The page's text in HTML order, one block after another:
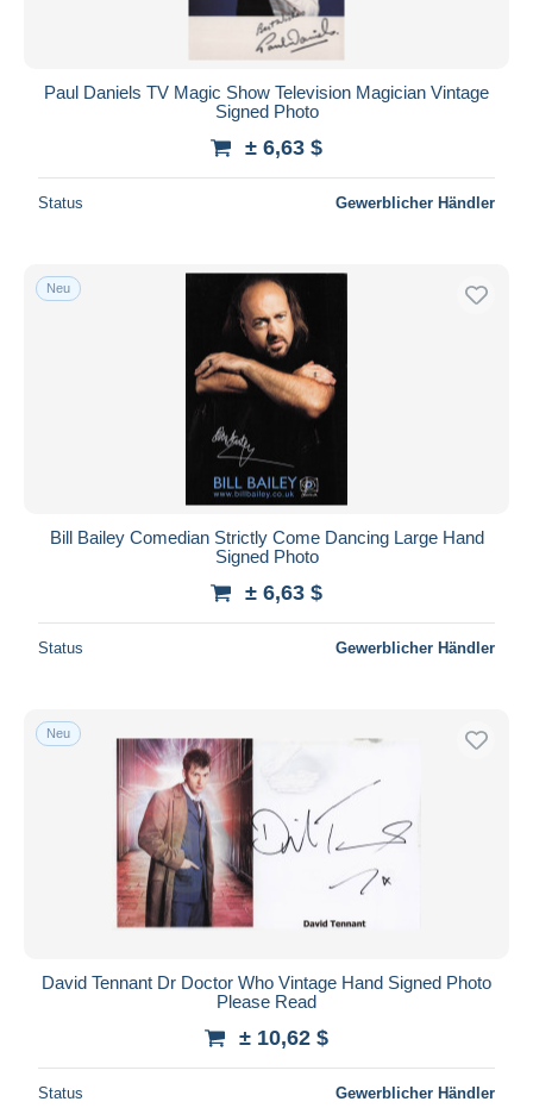
Paul Daniels TV Magic Show Television Magician Vintage
Signed Photo
± 6,63 $
Status Gewerblicher Händler
Neu
Bill Bailey Comedian Strictly Come Dancing Large Hand
Signed Photo
± 6,63 $
Status Gewerblicher Händler
Neu
David Tennant Dr Doctor Who Vintage Hand Signed Photo
Please Read
± 10,62 $
Status Gewerblicher Händler